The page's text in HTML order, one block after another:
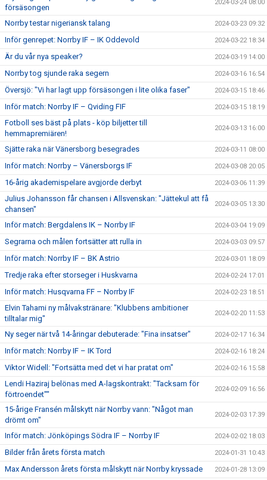
försäsongen
2024-03-24 08:00
Norrby testar nigeriansk talang 2024-03-23 09:32
Inför genrepet: Norrby IF – IK Oddevold 2024-03-22 18:34
Är du vår nya speaker? 2024-03-19 14:00
Norrby tog sjunde raka segern 2024-03-16 16:54
Översjö: "Vi har lagt upp försäsongen i lite olika faser" 2024-03-15 18:46
Inför match: Norrby IF – Qviding FIF 2024-03-15 18:19
Fotboll ses bäst på plats - köp biljetter till
hemmapremiären!
2024-03-13 16:00
Sjätte raka när Vänersborg besegrades 2024-03-11 08:00
Inför match: Norrby – Vänersborgs IF 2024-03-08 20:05
16-årig akademispelare avgjorde derbyt 2024-03-06 11:39
Julius Johansson får chansen i Allsvenskan: "Jättekul att få
chansen"
2024-03-05 13:30
Inför match: Bergdalens IK – Norrby IF 2024-03-04 19:09
Segrarna och målen fortsätter att rulla in 2024-03-03 09:57
Inför match: Norrby IF – BK Astrio 2024-03-01 18:09
Tredje raka efter storseger i Huskvarna 2024-02-24 17:01
Inför match: Husqvarna FF – Norrby IF 2024-02-23 18:51
Elvin Tahami ny målvakstränare: "Klubbens ambitioner
tilltalar mig"
2024-02-20 11:53
Ny seger när två 14-åringar debuterade: "Fina insatser" 2024-02-17 16:34
Inför match: Norrby IF – IK Tord 2024-02-16 18:24
Viktor Widell: "Fortsätta med det vi har pratat om" 2024-02-16 15:58
Lendi Haziraj belönas med A-lagskontrakt: "Tacksam för
förtroendet""
2024-02-09 16:56
15-årige Fransén målskytt när Norrby vann: "Något man
drömt om"
2024-02-03 17:39
Inför match: Jönköpings Södra IF – Norrby IF 2024-02-02 18:03
Bilder från årets första match 2024-01-31 10:43
Max Andersson årets första målskytt när Norrby kryssade 2024-01-28 13:09